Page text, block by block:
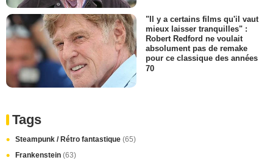
"Il y a certains films qu'il vaut
mieux laisser tranquilles" :
Robert Redford ne voulait
absolument pas de remake
pour ce classique des années
70
Tags
Steampunk / Rétro fantastique (65)
Frankenstein (63)